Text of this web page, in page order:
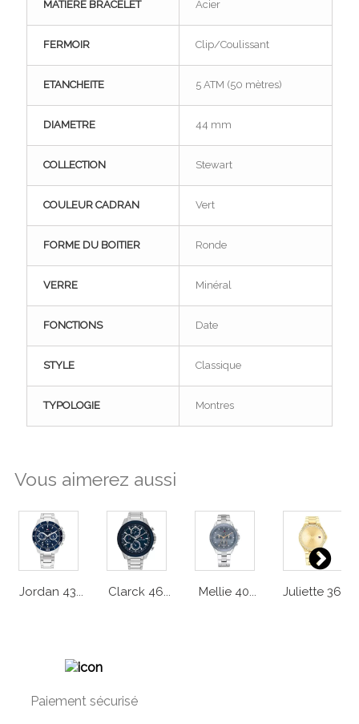
MATIERE BRACELET Acier
FERMOIR Clip/Coulissant
ETANCHEITE 5 ATM (50 mètres)
DIAMETRE 44 mm
COLLECTION Stewart
COULEUR CADRAN Vert
FORME DU BOITIER Ronde
VERRE Minéral
FONCTIONS Date
STYLE Classique
TYPOLOGIE Montres
Vous aimerez aussi
Jordan 43... Clarck 46... Mellie 40... Juliette 36...
Paiement sécurisé